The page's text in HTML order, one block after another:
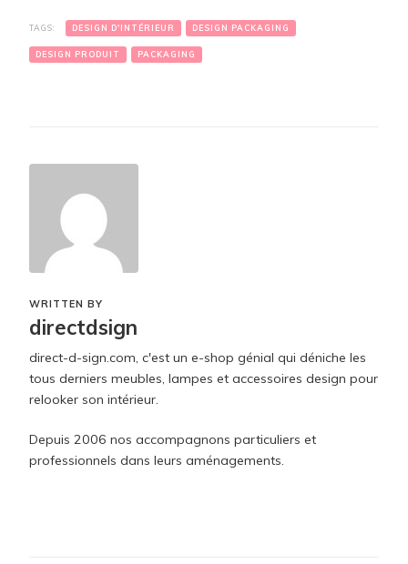
TAGS: DESIGN D'INTÉRIEUR DESIGN PACKAGING
DESIGN PRODUIT PACKAGING
WRITTEN BY
directdsign
direct-d-sign.com, c'est un e-shop génial qui déniche les
tous derniers meubles, lampes et accessoires design pour
relooker son intérieur.
Depuis 2006 nos accompagnons particuliers et
professionnels dans leurs aménagements.